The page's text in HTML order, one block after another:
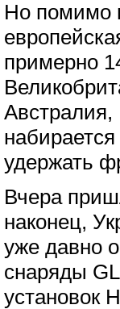
Но помимо
примерно
Австралия,
удержать
Вчера
наконец,
уже давно
снаряды
установок